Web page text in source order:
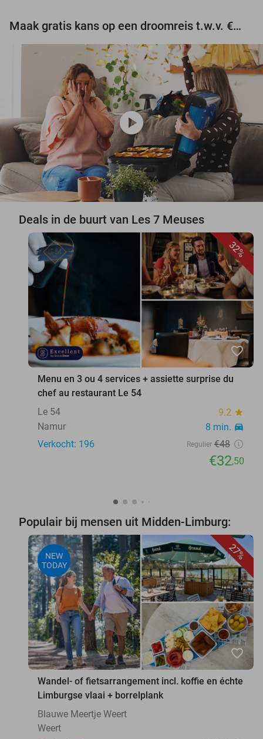
Maak gratis kans op een droomreis t.w.v. €3.000!
play_circle
Deals in de buurt van Les 7 Meuses
32%
favorite_border
Menu en 3 ou 4 services + assiette surprise du
chef au restaurant Le 54
Le 54
9.2 star
Namur 8 min. directions_car
Verkocht: 196 Regulier €48
€32,50
Populair bij mensen uit Midden-Limburg:
27%
NEW
TODAY
favorite_border
Wandel- of fietsarrangement incl. koffie en échte
Limburgse vlaai + borrelplank
Blauwe Meertje Weert
Weert